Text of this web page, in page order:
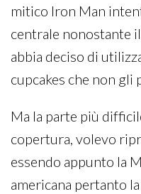
mitico Iron Man
centrale nonostante
abbia deciso di
cupcakes che non gli
Ma la parte più
copertura, volevo
essendo appunto la
americana pertanto